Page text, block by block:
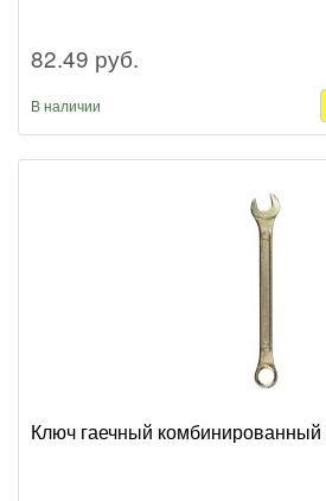
82.49 руб.
В наличии
Ключ гаечный